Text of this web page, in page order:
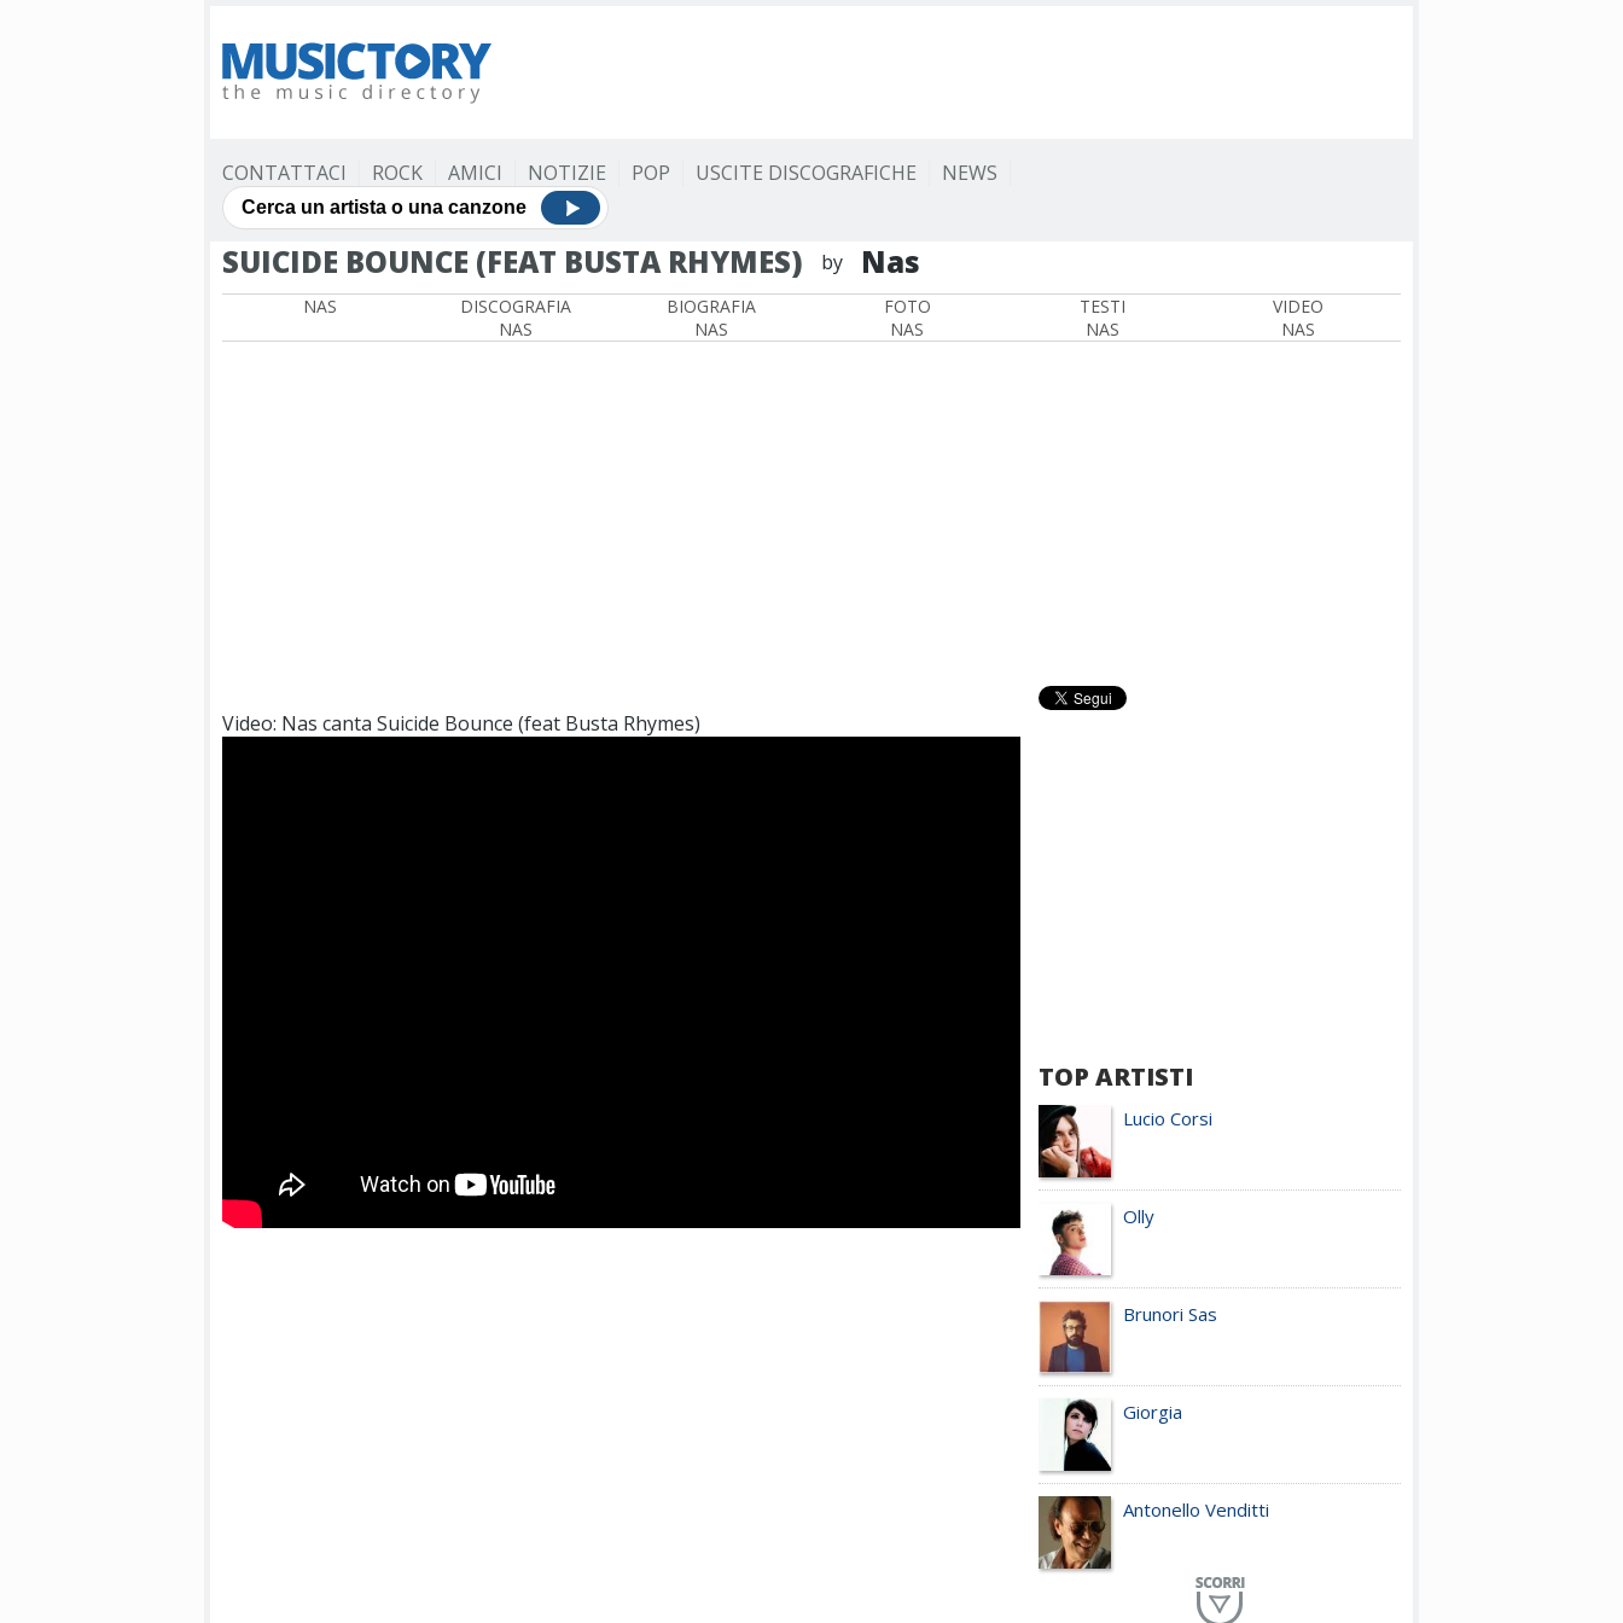
CONTATTACI ROCK AMICI NOTIZIE POP USCITE DISCOGRAFICHE NEWS
SUICIDE BOUNCE (FEAT BUSTA RHYMES) by Nas
NAS
DISCOGRAFIA
NAS
BIOGRAFIA
NAS
FOTO
NAS
TESTI
NAS
VIDEO
NAS
Video: Nas canta Suicide Bounce (feat Busta Rhymes)
TOP ARTISTI
Lucio Corsi
Olly
Brunori Sas
Giorgia
Antonello Venditti
Planet Funk